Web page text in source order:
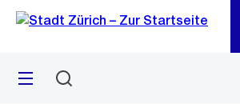
Navigation
Sprunglink
Menü